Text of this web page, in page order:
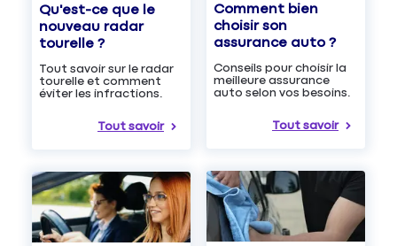
Qu'est-ce que le
nouveau radar
tourelle ?
Tout savoir sur le radar
tourelle et comment
éviter les infractions.
Tout savoir
Comment bien
choisir son
assurance auto ?
Conseils pour choisir la
meilleure assurance
auto selon vos besoins.
Tout savoir